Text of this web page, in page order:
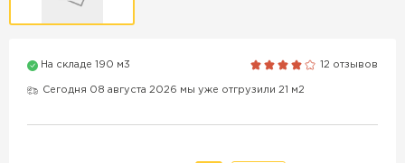
На складе 190 м3 12 отзывов
Сегодня 08 августа 2026 мы уже отгрузили 21 м2
ПОКАЗАТЬ БОЛЬШЕ
ВСЕ ПРОИЗВОДИТЕЛИ